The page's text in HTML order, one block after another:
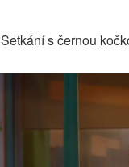
Setkání s černou